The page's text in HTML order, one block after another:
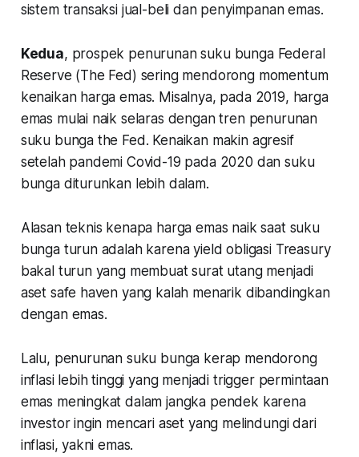
sistem transaksi jual-beli dan penyimpanan emas.
Kedua, prospek penurunan suku bunga Federal
Reserve (The Fed) sering mendorong momentum
kenaikan harga emas. Misalnya, pada 2019, harga
emas mulai naik selaras dengan tren penurunan
suku bunga the Fed. Kenaikan makin agresif
setelah pandemi Covid-19 pada 2020 dan suku
bunga diturunkan lebih dalam.
Alasan teknis kenapa harga emas naik saat suku
bunga turun adalah karena yield obligasi Treasury
bakal turun yang membuat surat utang menjadi
aset safe haven yang kalah menarik dibandingkan
dengan emas.
Lalu, penurunan suku bunga kerap mendorong
inflasi lebih tinggi yang menjadi trigger permintaan
emas meningkat dalam jangka pendek karena
investor ingin mencari aset yang melindungi dari
inflasi, yakni emas.